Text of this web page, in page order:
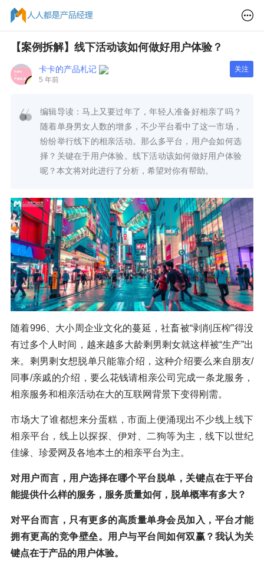
【案例拆解】线下活动该如何做好用户体验？
卡卡的产品札记
5 年前
关注
编辑导读：马上又要过年了，年轻人准备好相亲了吗？
随着单身男女人数的增多，不少平台看中了这一市场，
纷纷举行线下的相亲活动。那么多平台，用户会如何选
择？关键在于用户体验。线下活动该如何做好用户体验
呢？本文将对此进行了分析，希望对你有帮助。
随着996、大小周企业文化的蔓延，社畜被“剥削压榨”得没
有过多个人时间，越来越多大龄剩男剩女就这样被“生产”出
来。剩男剩女想脱单只能靠介绍，这种介绍要么来自朋友/
同事/亲戚的介绍，要么花钱请相亲公司完成一条龙服务，
相亲服务和相亲活动在大的互联网背景下变得刚需。
市场大了谁都想来分蛋糕，市面上便涌现出不少线上线下
相亲平台，线上以探探、伊对、二狗等为主，线下以世纪
佳缘、珍爱网及各地本土的相亲平台为主。
对用户而言，用户选择在哪个平台脱单，关键点在于平台
能提供什么样的服务，服务质量如何，脱单概率有多大？
对平台而言，只有更多的高质量单身会员加入，平台才能
拥有更高的竞争壁垒。用户与平台间如何双赢？我认为关
键点在于产品的用户体验。